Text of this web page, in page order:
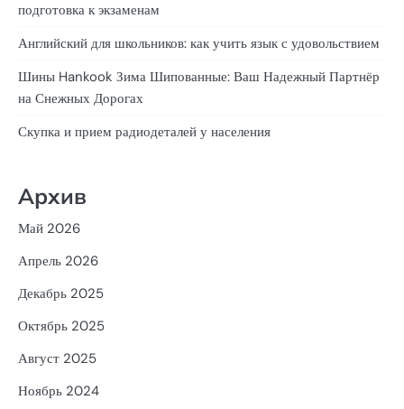
подготовка к экзаменам
Английский для школьников: как учить язык с удовольствием
Шины Hankook Зима Шипованные: Ваш Надежный Партнёр
на Снежных Дорогах
Скупка и прием радиодеталей у населения
Архив
Май 2026
Апрель 2026
Декабрь 2025
Октябрь 2025
Август 2025
Ноябрь 2024